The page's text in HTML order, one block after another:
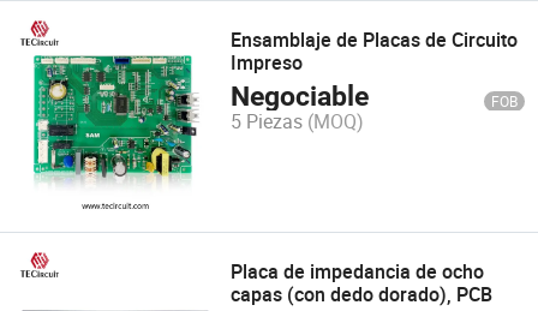
Ensamblaje de Placas de Circuito
Impreso
Negociable FOB
5 Piezas (MOQ)
Placa de impedancia de ocho
capas (con dedo dorado), PCB